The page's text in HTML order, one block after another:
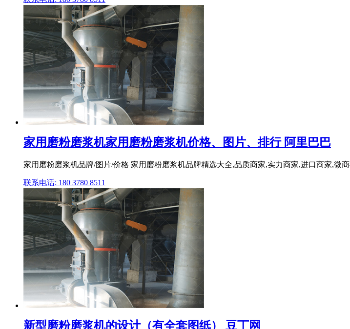
家用磨粉磨浆机家用磨粉磨浆机价格、图片、排行 阿里巴巴
家用磨粉磨浆机品牌/图片/价格 家用磨粉磨浆机品牌精选大全,品质商家,实力商家,进口商家,微
联系电话: 180 3780 8511
新型磨粉磨浆机的设计（有全套图纸） 豆丁网